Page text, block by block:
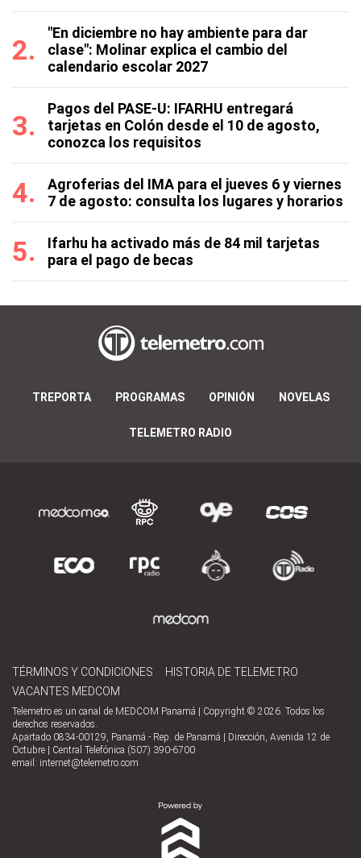
"En diciembre no hay ambiente para dar
clase": Molinar explica el cambio del
calendario escolar 2027
Pagos del PASE-U: IFARHU entregará
tarjetas en Colón desde el 10 de agosto,
conozca los requisitos
Agroferias del IMA para el jueves 6 y viernes
7 de agosto: consulta los lugares y horarios
Ifarhu ha activado más de 84 mil tarjetas
para el pago de becas
TREPORTA PROGRAMAS OPINIÓN NOVELAS
TELEMETRO RADIO
TÉRMINOS Y CONDICIONES
HISTORIA DE TELEMETRO
VACANTES MEDCOM
Telemetro es un canal de MEDCOM Panamá | Copyright © 2026. Todos los
derechos reservados.
Apartado 0834-00129, Panamá - Rep. de Panamá | Dirección, Avenida 12 de
Octubre | Central Telefónica (507) 390-6700
email: internet@telemetro.com